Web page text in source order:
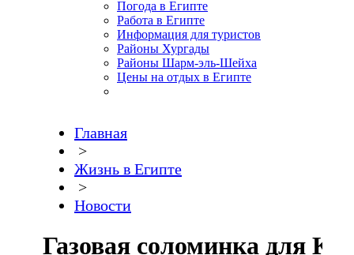
Погода в Египте
Работа в Египте
Информация для туристов
Районы Хургады
Районы Шарм-эль-Шейха
Цены на отдых в Египте
Главная
>
Жизнь в Египте
>
Новости
Газовая соломинка для